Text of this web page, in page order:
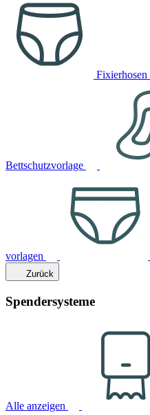
Fixierhosen
Bettschutzvorlage
vorlagen
Zurück
Spendersysteme
Alle anzeigen